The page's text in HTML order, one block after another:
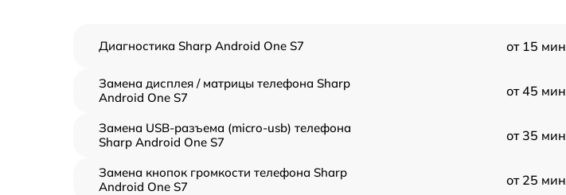
Диагностика Sharp Android One S7 от 15 мин
Замена дисплея / матрицы телефона Sharp
Android One S7
от 45 мин
Замена USB-разъема (micro-usb) телефона
Sharp Android One S7
от 35 мин
Замена кнопок громкости телефона Sharp
Android One S7
от 25 мин